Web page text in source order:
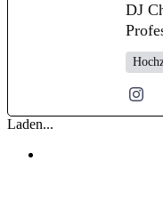
DJ
Laden...